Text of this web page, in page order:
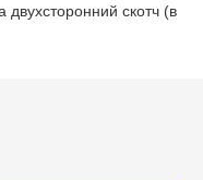
скотч (в